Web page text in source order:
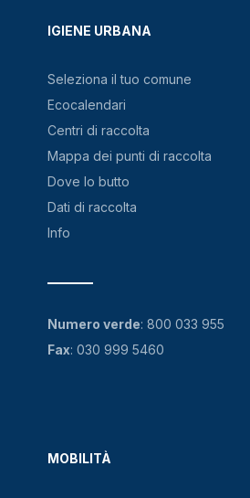
IGIENE URBANA
Seleziona il tuo comune
Ecocalendari
Centri di raccolta
Mappa dei punti di raccolta
Dove lo butto
Dati di raccolta
Info
MOBILITÀ
Numero verde: 800 033 955
Fax: 030 999 5460